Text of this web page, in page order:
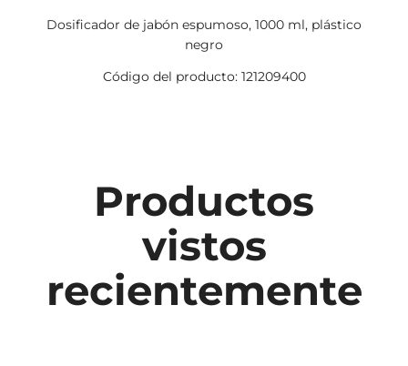
Dosificador de jabón espumoso, 1000 ml, plástico
negro
Código del producto: 121209400
Productos
vistos
recientemente